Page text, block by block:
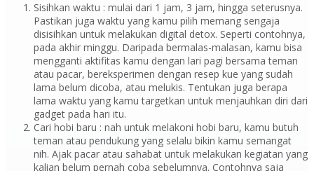
Sisihkan waktu : mulai dari 1 jam, 3 jam, hingga seterusnya.
Pastikan juga waktu yang kamu pilih memang sengaja
disisihkan untuk melakukan digital detox. Seperti contohnya,
pada akhir minggu. Daripada bermalas-malasan, kamu bisa
mengganti aktifitas kamu dengan lari pagi bersama teman
atau pacar, bereksperimen dengan resep kue yang sudah
lama belum dicoba, atau melukis. Tentukan juga berapa
lama waktu yang kamu targetkan untuk menjauhkan diri dari
gadget pada hari itu.
Cari hobi baru : nah untuk melakoni hobi baru, kamu butuh
teman atau pendukung yang selalu bikin kamu semangat
nih. Ajak pacar atau sahabat untuk melakukan kegiatan yang
kalian belum pernah coba sebelumnya. Contohnya saja